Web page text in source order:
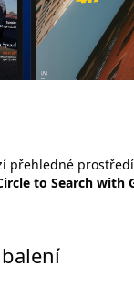
přehledné
to Search with